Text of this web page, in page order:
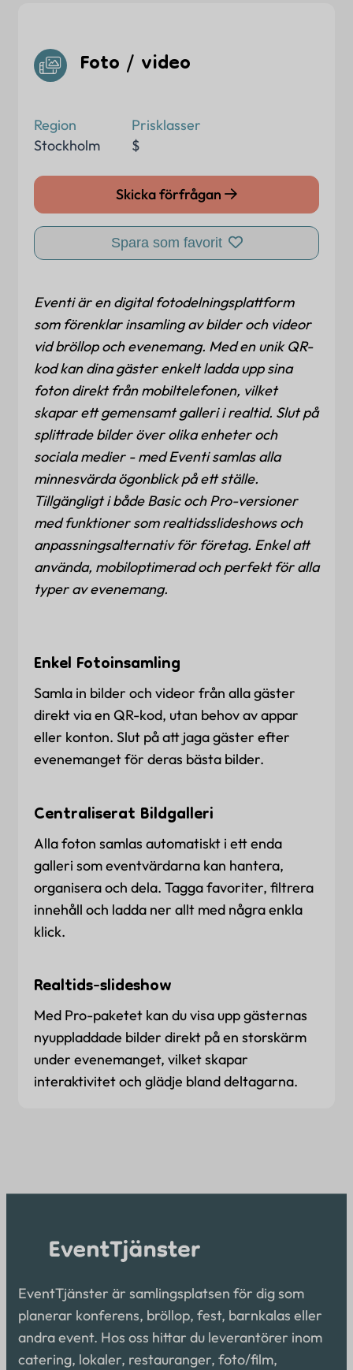
Foto / video
Skicka förfrågan
Spara som favorit
Region
Stockholm
Prisklasser
$
Eventi är en digital fotodelningsplattform
som förenklar insamling av bilder och videor
vid bröllop och evenemang. Med en unik QR-
kod kan dina gäster enkelt ladda upp sina
foton direkt från mobiltelefonen, vilket
skapar ett gemensamt galleri i realtid. Slut på
splittrade bilder över olika enheter och
sociala medier - med Eventi samlas alla
minnesvärda ögonblick på ett ställe.
Tillgängligt i både Basic och Pro-versioner
med funktioner som realtidsslideshows och
anpassningsalternativ för företag. Enkel att
använda, mobiloptimerad och perfekt för alla
typer av evenemang.
Enkel Fotoinsamling
Samla in bilder och videor från alla gäster
direkt via en QR-kod, utan behov av appar
eller konton. Slut på att jaga gäster efter
evenemanget för deras bästa bilder.
Centraliserat Bildgalleri
Alla foton samlas automatiskt i ett enda
galleri som eventvärdarna kan hantera,
organisera och dela. Tagga favoriter, filtrera
innehåll och ladda ner allt med några enkla
klick.
Realtids-slideshow
Med Pro-paketet kan du visa upp gästernas
nyuppladdade bilder direkt på en storskärm
under evenemanget, vilket skapar
interaktivitet och glädje bland deltagarna.
EventTjänster är samlingsplatsen för dig som
planerar konferens, bröllop, fest, barnkalas eller
andra event. Hos oss hittar du leverantörer inom
catering, lokaler, restauranger, foto/film,